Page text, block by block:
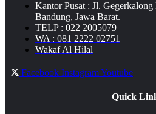
Kantor Pusat : Jl.
Bandung, Jawa Barat.
TELP : 022 2005079
WA : 081 2222 02751
Wakaf Al Hilal
Facebook InstagramYoutube
Quick